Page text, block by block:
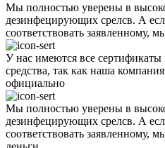
Мы полностью уверены в
дезинфецирующих срелсв. А
соответствовать заявленному,
У нас имеются все
средства, так как наша
официально
Мы полностью уверены в
дезинфецирующих срелсв. А
соответствовать заявленному,